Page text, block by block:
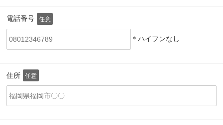
電話番号 任意
＊ハイフンなし
住所 任意